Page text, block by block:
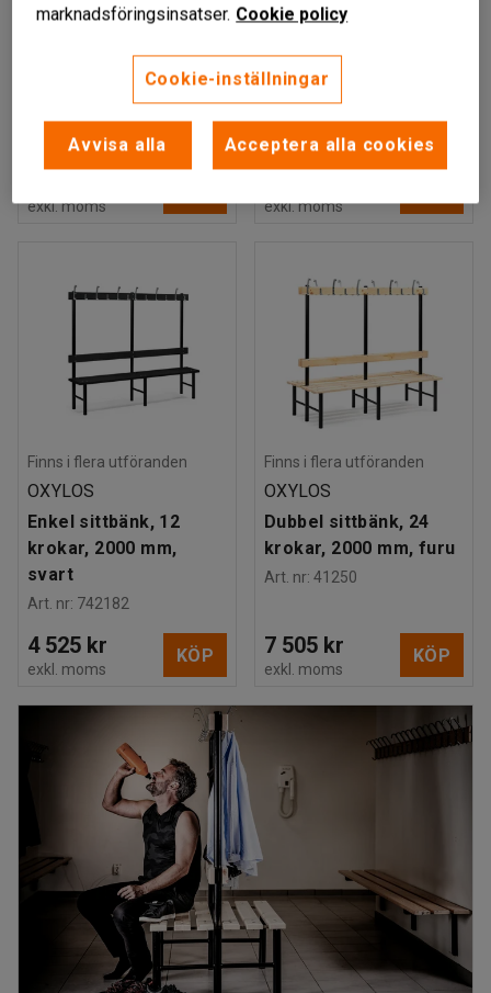
Finns i flera utföranden
Enkel sittbänk, 6
krokar, 1000 mm, furu
:40767
exkl. moms
Finns i flera utföranden
OXYLOS
Enkel sittbänk, 8
krokar, 1500 mm, grå
Art. nr:742171
exkl. moms
Finns i flera utföranden
OXYLOS
Enkel sittbänk, 12
krokar, 2000 mm,
svart
Art. nr: 742182
4 525 kr
exkl. moms
KÖP
Finns i flera utföranden
OXYLOS
Dubbel sittbänk, 24
krokar, 2000 mm, furu
Art. nr: 41250
7 505 kr
exkl. moms
KÖP
marknadsföringsinsatser. Cookie policy
Cookie-inställningar
Avvisa alla Acceptera alla cookies